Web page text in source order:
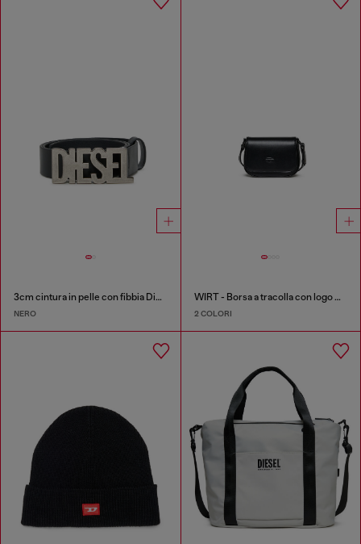
3cm cintura in pelle con fibbia Diesel
NERO
WIRT - Borsa a tracolla con logo Oval D embossato
2 COLORI